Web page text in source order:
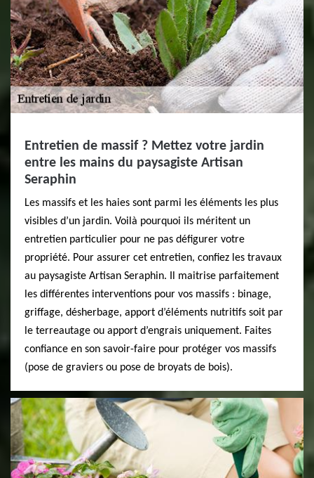
Entretien de massif ? Mettez votre jardin
entre les mains du paysagiste Artisan
Seraphin
Les massifs et les haies sont parmi les éléments les plus
visibles d’un jardin. Voilà pourquoi ils méritent un
entretien particulier pour ne pas défigurer votre
propriété. Pour assurer cet entretien, confiez les travaux
au paysagiste Artisan Seraphin. Il maitrise parfaitement
les différentes interventions pour vos massifs : binage,
griffage, désherbage, apport d’éléments nutritifs soit par
le terreautage ou apport d’engrais uniquement. Faites
confiance en son savoir-faire pour protéger vos massifs
(pose de graviers ou pose de broyats de bois).